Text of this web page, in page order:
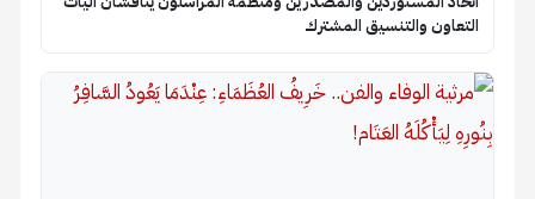
التعاون والتنسيق المشترك